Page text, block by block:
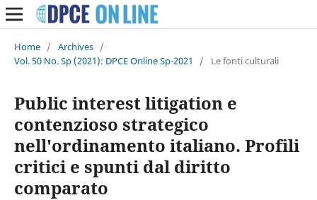
Home / Archives /
Vol. 50 No. Sp (2021): DPCE Online Sp-2021
/ Le fonti culturali
Public interest litigation e
contenzioso strategico
nell'ordinamento italiano. Profili
critici e spunti dal diritto
comparato